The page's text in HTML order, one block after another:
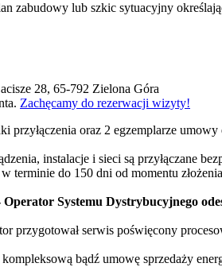
zabudowy lub szkic sytuacyjny
28, 65-792 Zielona Góra
Zachęcamy do rezerwacji wizyty!
przyłączenia oraz 2 egzemplarze
instalacje i sieci są przyłączane
terminie do 150 dni od momentu
Systemu Dystrybucyjnego
przygotował serwis poświęcony
bądź umowę sprzedaży